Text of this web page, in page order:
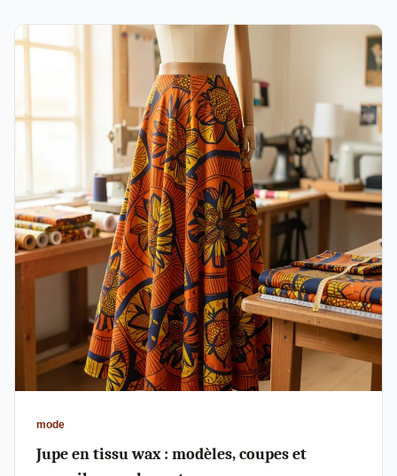
mode
Jupe en tissu wax : modèles, coupes et